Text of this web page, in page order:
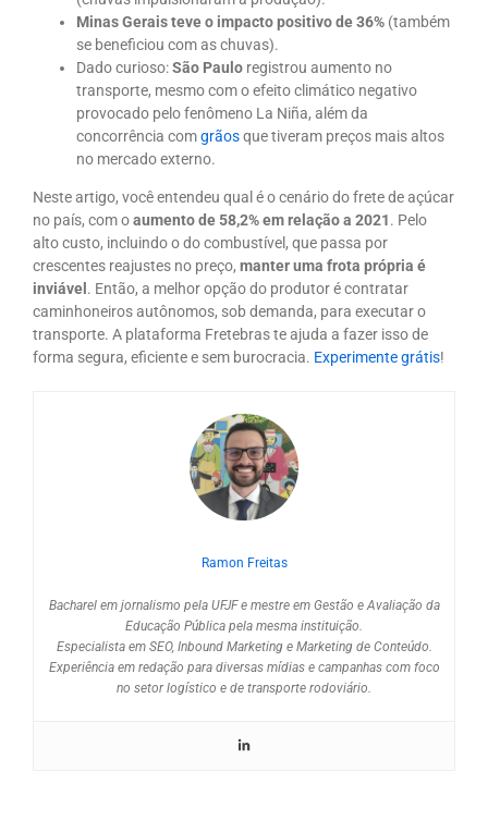
Minas Gerais teve o impacto positivo de 36% (também
se beneficiou com as chuvas).
Dado curioso:São Paulo registrou aumento no
transporte, mesmo com o efeito climático negativo
provocado pelo fenômeno La Niña, além da
concorrência comgrãosque tiveram preços mais altos
no mercado externo.
Neste artigo, você entendeu qual é o cenário do frete de açúcar
no país, com oaumento de 58,2% em relação a 2021. Pelo
alto custo, incluindo o do combustível, que passa por
crescentes reajustes no preço, manter uma frota própria é
inviável . Então, a melhor opção do produtor é contratar
caminhoneiros autônomos, sob demanda, para executar o
transporte. A plataforma Fretebras te ajuda a fazer isso de
forma segura, eficiente e sem burocracia. Experimente grátis!
Ramon Freitas
Bacharel em jornalismo pela UFJF e mestre em Gestão e Avaliação da
Educação Pública pela mesma instituição.
Especialista em SEO, Inbound Marketing e Marketing de Conteúdo.
Experiência em redação para diversas mídias e campanhas com foco
no setor logístico e de transporte rodoviário.